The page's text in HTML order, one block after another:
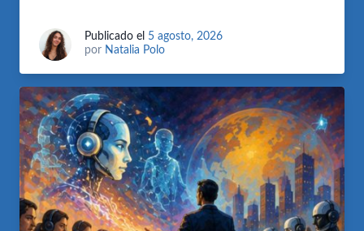
Publicado el 5 agosto, 2026
por Natalia Polo